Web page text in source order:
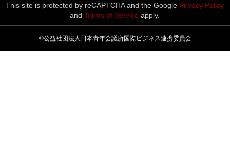
This site is protected by reCAPTCHA and the Google Privacy Policy
andTerms of Service apply.
©公益社団法人日本青年会議所国際ビジネス連携委員会